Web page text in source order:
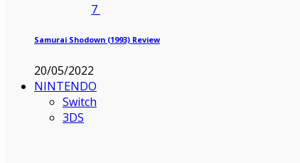
7
Samurai Shodown (1993) Review
20/05/2022
NINTENDO
Switch
3DS